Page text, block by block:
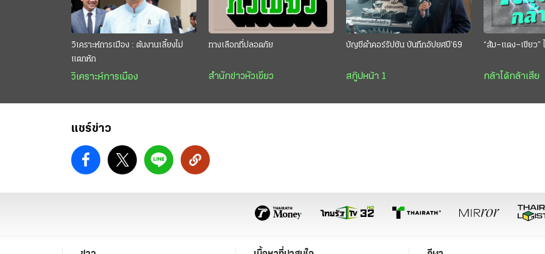
วิเคราะห์การเมือง : ต้นงานเลี้ยงไม่
แตกหัก
วิเคราะห์การเมือง
ทางเลือกที่ปลอดภัย
สำนักข่าวหัวเขียว
บัญชีดำคอร์รัปชัน บันทึกอัปยศปี’69
สกู๊ปหน้า 1
“ส้ม–แดง–เขียว”
กล้าได้กล้าเสีย
แชร์ข่าว